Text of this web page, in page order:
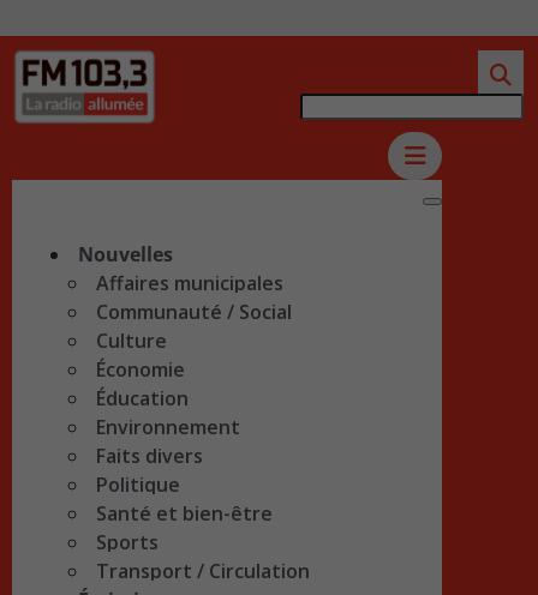
Nouvelles
Affaires municipales
Communauté / Social
Culture
Économie
Éducation
Environnement
Faits divers
Politique
Santé et bien-être
Sports
Transport / Circulation